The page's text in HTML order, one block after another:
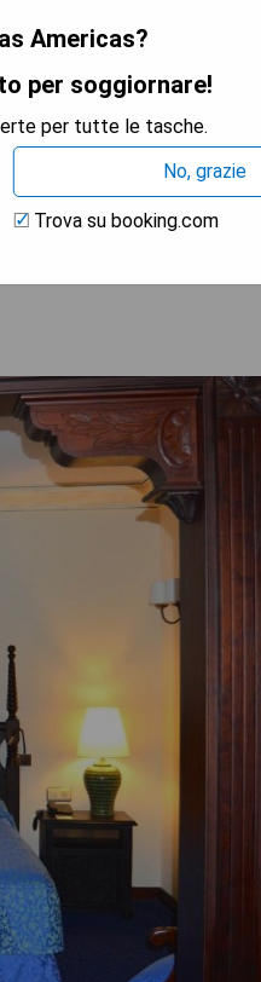
Americas?
per soggiornare!
per tutte le tasche.
No, grazie
Trova su booking.com